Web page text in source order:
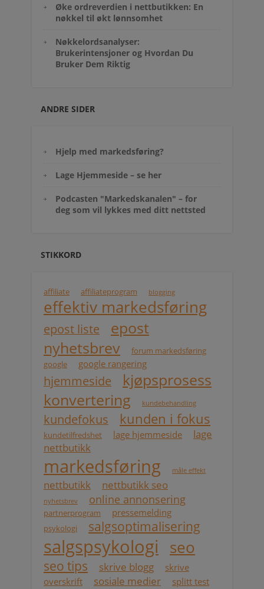
Øke ordreverdien i nettbutikken: En
nøkkel til økt lønnsomhet
Nøkkelordsanalyser:
Brukerintensjoner og Hvordan Du
Bruker Dem Riktig
ANDRE SIDER
Hjelp med markedsføring?
Lage Hjemmeside – se her
Podcasten "Markedskanalen" – for
deg som vil lykkes med ditt nettsted
STIKKORD
affiliate affiliateprogram blogging
effektiv markedsføring
epost liste
epost
nyhetsbrev
forum markedsføring
google
google rangering
hjemmeside
kjøpsprosess
konvertering
kundebehandling
kundefokus kunden i fokus
kundetilfredshet lage hjemmeside
lage
nettbutikk
markedsføring måle effekt
nettbutikk nettbutikk seo
nyhetsbrev online annonsering
partnerprogram pressemelding
psykologi salgsoptimalisering
salgspsykologi seo
seo tips skrive blogg
skrive
overskrift
sosiale medier splitt test